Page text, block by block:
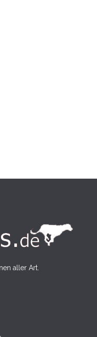
aller Art.